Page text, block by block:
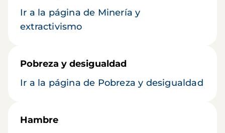
Ir a la página de Minería y
extractivismo
Pobreza y desigualdad
Ir a la página de Pobreza y desigualdad
Hambre